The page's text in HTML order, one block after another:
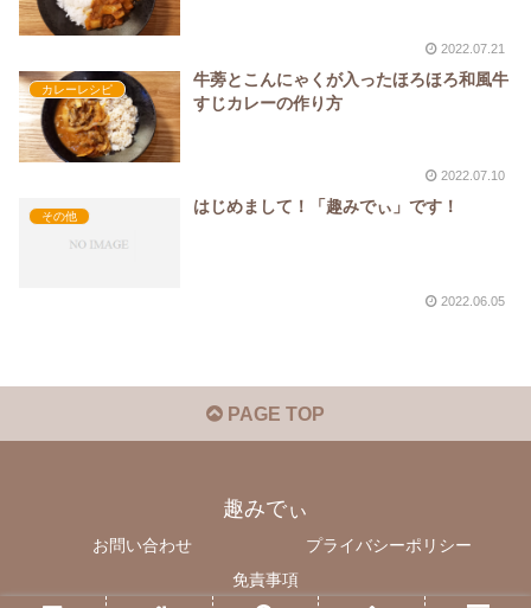
2022.07.21
カレーレシピ
牛蒡とこんにゃくが入ったほろほろ和風牛
すじカレーの作り方
2022.07.10
その他
はじめまして！「趣みでぃ」です！
2022.06.05
PAGE TOP
趣みでぃ
お問い合わせ
プライバシーポリシー
免責事項